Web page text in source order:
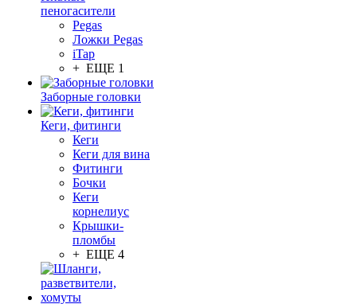
пеногасители
Pegas
Ложки Pegas
iTap
+ ЕЩЕ 1
Заборные головки
Кеги, фитинги
Кеги
Кеги для вина
Фитинги
Бочки
Кеги
корнелиус
Крышки-
пломбы
+ ЕЩЕ 4